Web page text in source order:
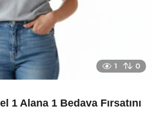
1 0
1 Alana 1 Bedava Fırsatını